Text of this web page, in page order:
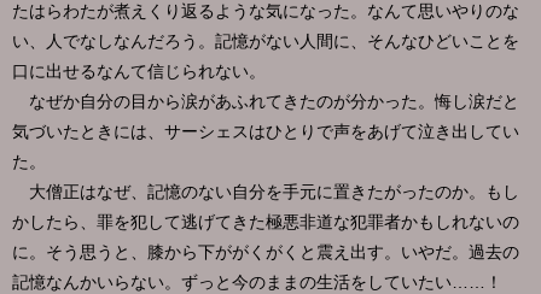
たはらわたが煮えくり返るような気になった。なんて思いやりのな
い、人でなしなんだろう。記憶がない人間に、そんなひどいことを
口に出せるなんて信じられない。
なぜか自分の目から涙があふれてきたのが分かった。悔し涙だと
気づいたときには、サーシェスはひとりで声をあげて泣き出してい
た。
大僧正はなぜ、記憶のない自分を手元に置きたがったのか。もし
かしたら、罪を犯して逃げてきた極悪非道な犯罪者かもしれないの
に。そう思うと、膝から下ががくがくと震え出す。いやだ。過去の
記憶なんかいらない。ずっと今のままの生活をしていたい……！